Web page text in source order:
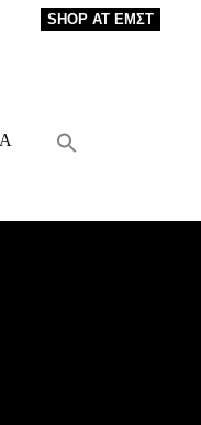
SHOP AT ΕΜΣΤ